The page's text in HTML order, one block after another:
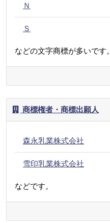
Ｎ
Ｓ
などの文字商標が多いです。
商標権者・商標出願人
森永乳業株式会社
雪印乳業株式会社
などです。